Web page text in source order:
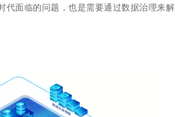
代面临的问题，也是需要通过数据治理来解